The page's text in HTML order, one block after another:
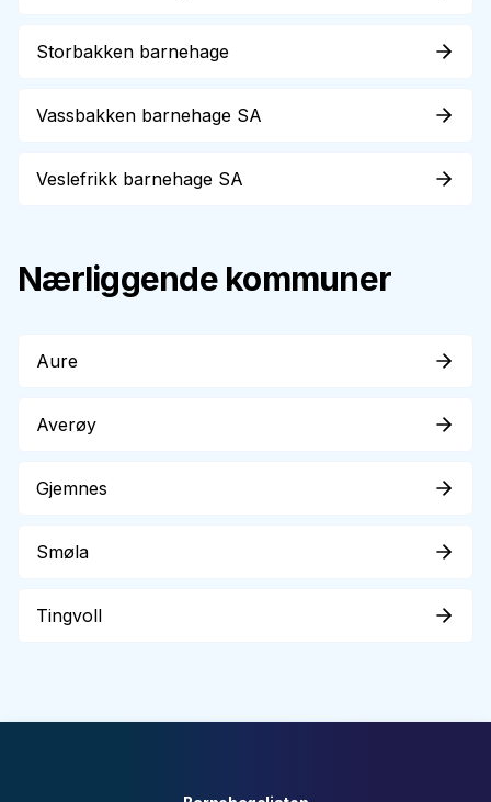
Storbakken barnehage
Vassbakken barnehage SA
Veslefrikk barnehage SA
Nærliggende kommuner
Aure
Averøy
Gjemnes
Smøla
Tingvoll